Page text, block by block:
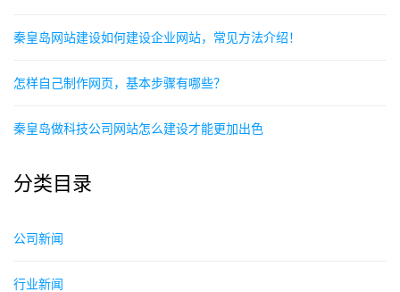
秦皇岛网站建设如何建设企业网站，常见方法介绍！
怎样自己制作网页，基本步骤有哪些？
秦皇岛做科技公司网站怎么建设才能更加出色
分类目录
公司新闻
行业新闻